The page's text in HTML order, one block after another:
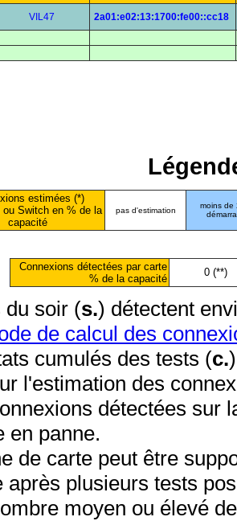
VIL47 2a01:e02:13:1700:fe00::cc18
estimées (*)
ou Switch en % de la
capacité
pas d'estimation
moins de
Connexions détectées par carte
% de la capacité
0 (**)
du soir (s.) détectent
de calcul des
cumulés des tests (c.
l'estimation des
détectées sur
en panne.
de carte peut être
après plusieurs tests
moyen ou élevé